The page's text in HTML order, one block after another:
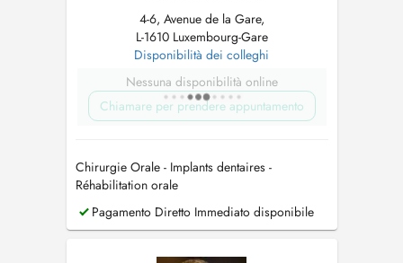
4-6, Avenue de la Gare,
L-1610 Luxembourg-Gare
Disponibilità dei colleghi
Nessuna disponibilità online
Chiamare per prendere appuntamento
Chirurgie Orale - Implants dentaires -
Réhabilitation orale
Pagamento Diretto Immediato disponibile